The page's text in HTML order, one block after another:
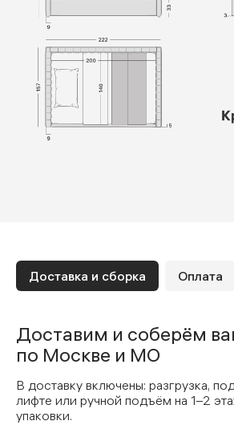
Доставка и сборка Оплата
Доставим и соберём
по Москве и МО
В доставку включены: разгрузка,
лифте или ручной подъём на 1–2
упаковки.